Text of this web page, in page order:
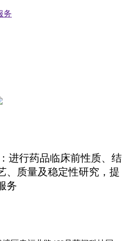
务
进行药品临床前性质、结
、质量及稳定性研究，提
务